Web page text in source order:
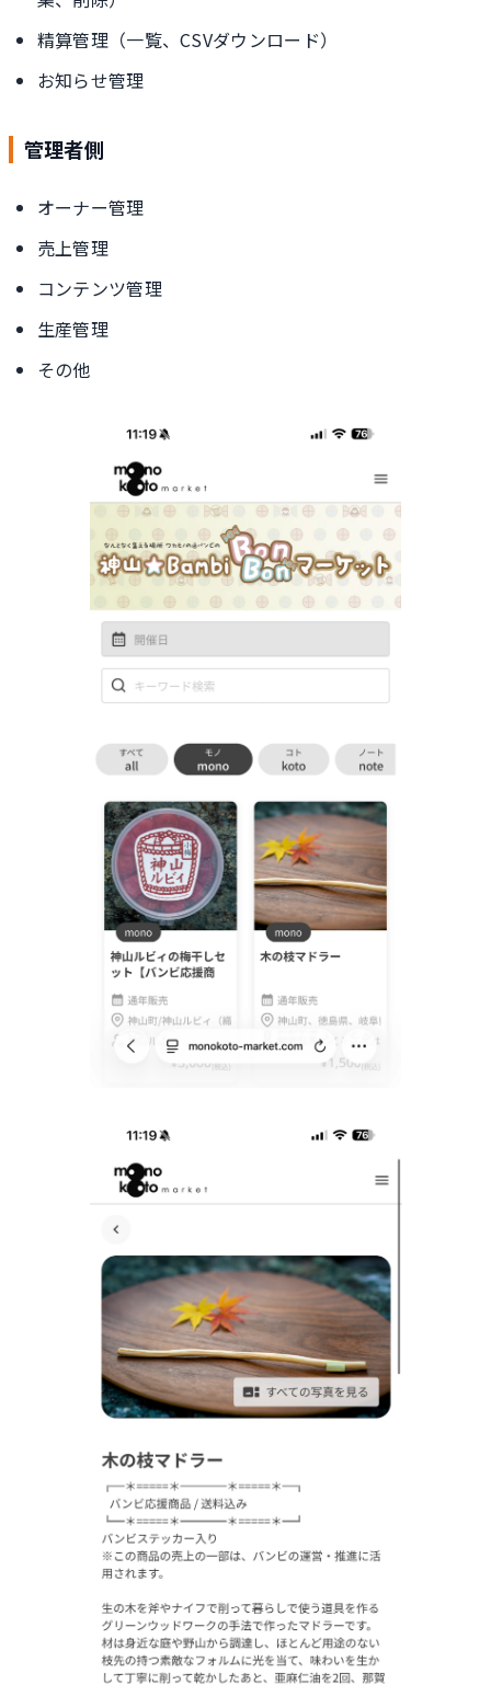
精算管理（一覧、CSVダウンロード）
お知らせ管理
管理者側
オーナー管理
売上管理
コンテンツ管理
生産管理
その他